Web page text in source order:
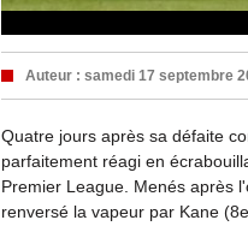
Auteur : samedi 17 septembre
Quatre jours après sa défaite
parfaitement réagi en
Premier League. Menés après
renversé la vapeur par Kane